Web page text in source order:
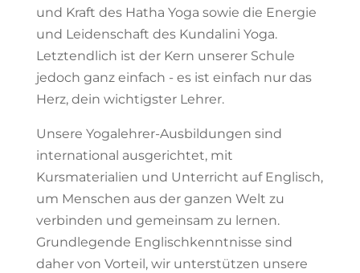
und Kraft des Hatha Yoga sowie die Energie
und Leidenschaft des Kundalini Yoga.
Letztendlich ist der Kern unserer Schule
jedoch ganz einfach - es ist einfach nur das
Herz, dein wichtigster Lehrer.
Unsere Yogalehrer-Ausbildungen sind
international ausgerichtet, mit
Kursmaterialien und Unterricht auf Englisch,
um Menschen aus der ganzen Welt zu
verbinden und gemeinsam zu lernen.
Grundlegende Englischkenntnisse sind
daher von Vorteil, wir unterstützen unsere